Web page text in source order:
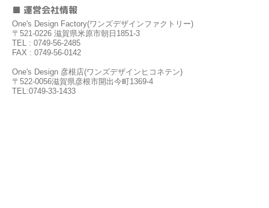
■ 運営会社情報
One's Design Factory(ワンズデザインファクトリー)
〒521-0226 滋賀県米原市朝日1851-3
TEL : 0749-56-2485
FAX : 0749-56-0142
One's Design 彦根店(ワンズデザインヒコネテン)
〒522-0056滋賀県彦根市開出今町1369-4
TEL:0749-33-1433